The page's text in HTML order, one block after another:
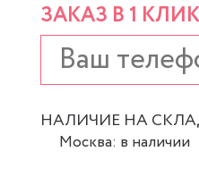
ЗАКАЗ В 1 КЛИК
НАЛИЧИЕ НА
Москва: в наличии